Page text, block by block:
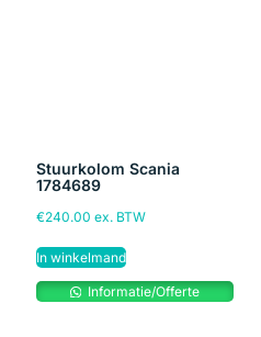
Stuurkolom Scania
1784689
€240.00 ex. BTW
In winkelmand
Informatie/Offerte